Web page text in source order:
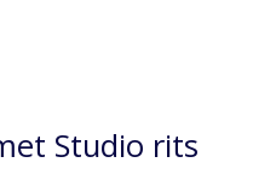
Studio rits